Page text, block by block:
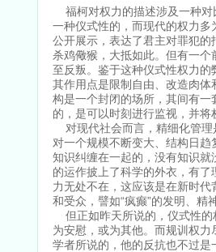
福柯对权力的描述涉及一种对
一种仪式性的，而现代的权力多
公开展示，表达了君主对罪犯
杀鸡儆猴，大抵如此。但有一
至反叛。鉴于这种仪式性权力
其作用点是限制自由、改造肉体
构是一个封闭的场所，其间有
的，是可以时刻进行监视，并
对现代社会而言，精细化管理
对一个规模不断变大、结构日
知识纠缠在一起的，没有知识
的运作披上了科学的外衣，有
力无处不在，这应该是在新时
和受众，譬如“疯癫”的发明、
但正如昨天所说的，仪式性的
为安慰，或为其他。而规训权
学者所说的，他的反抗也不过